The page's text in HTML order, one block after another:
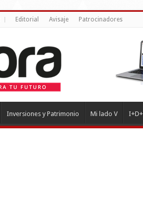
Editorial Avisaje Patrocinadores
Inversiones y Patrimonio Mi lado V